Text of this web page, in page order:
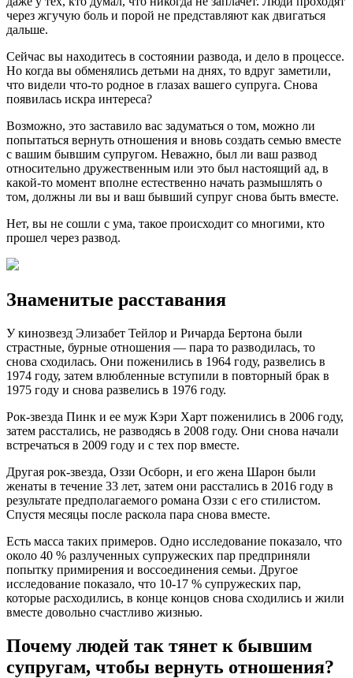
через жгучую боль и порой не представляют как двигаться
дальше.
Сейчас вы находитесь в состоянии развода, и дело в процессе.
Но когда вы обменялись детьми на днях, то вдруг заметили,
что видели что-то родное в глазах вашего супруга. Снова
появилась искра интереса?
Возможно, это заставило вас задуматься о том, можно ли
попытаться вернуть отношения и вновь создать семью вместе
с вашим бывшим супругом. Неважно, был ли ваш развод
относительно дружественным или это был настоящий ад, в
какой-то момент вполне естественно начать размышлять о
том, должны ли вы и ваш бывший супруг снова быть вместе.
Нет, вы не сошли с ума, такое происходит со многими, кто
прошел через развод.
Знаменитые расставания
У кинозвезд Элизабет Тейлор и Ричарда Бертона были
страстные, бурные отношения — пара то разводилась, то
снова сходилась. Они поженились в 1964 году, развелись в
1974 году, затем влюбленные вступили в повторный брак в
1975 году и снова развелись в 1976 году.
Рок-звезда Пинк и ее муж Кэри Харт поженились в 2006 году,
затем расстались, не разводясь в 2008 году. Они снова начали
встречаться в 2009 году и с тех пор вместе.
Другая рок-звезда, Оззи Осборн, и его жена Шарон были
женаты в течение 33 лет, затем они расстались в 2016 году в
результате предполагаемого романа Оззи с его стилистом.
Спустя месяцы после раскола пара снова вместе.
Есть масса таких примеров. Одно исследование показало, что
около 40 % разлученных супружеских пар предприняли
попытку примирения и воссоединения семьи. Другое
исследование показало, что 10-17 % супружеских пар,
которые расходились, в конце концов снова сходились и жили
вместе довольно счастливо жизнью.
Почему людей так тянет к бывшим
супругам, чтобы вернуть отношения?